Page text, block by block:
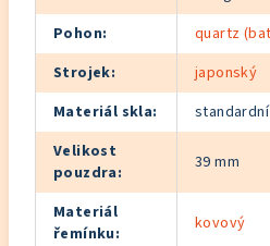
Pohon:
quartz
Strojek:
japonský
Materiál skla:
standardní
Velikost
pouzdra: 39 mm
Materiál
řemínku: kovový